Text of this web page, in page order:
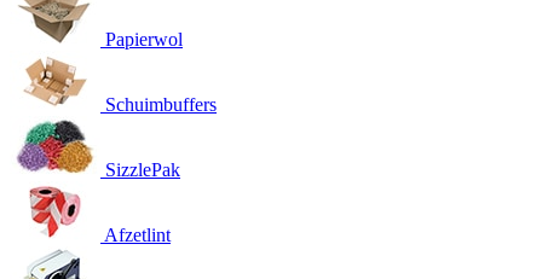
Papierwol
Schuimbuffers
SizzlePak
Afzetlint